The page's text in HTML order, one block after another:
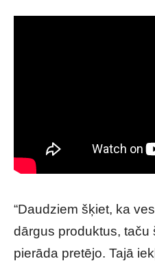
“Daudziem šķiet, ka
dārgus produktus, taču
pierāda pretējo. Tajā